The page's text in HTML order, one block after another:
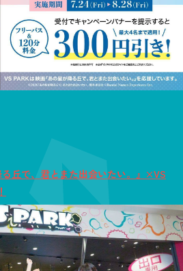
丘で、君とまた出会いたい。』×VS